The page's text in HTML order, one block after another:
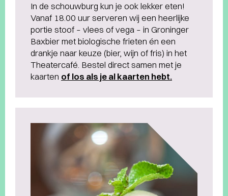
In de schouwburg kun je ook lekker eten!
Vanaf 18.00 uur serveren wij een heerlijke
portie stoof – vlees of vega – in Groninger
Baxbier met biologische frieten én een
drankje naar keuze (bier, wijn of fris) in het
Theatercafé. Bestel direct samen met je
kaarten of los als je al kaarten hebt.